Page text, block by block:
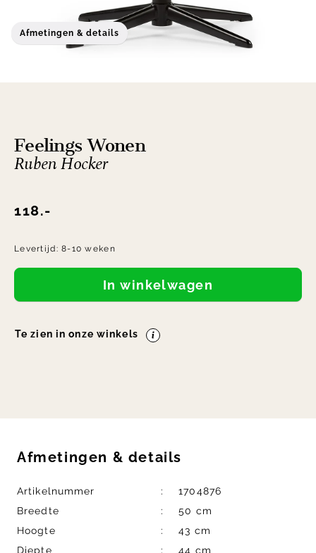
Afmetingen & details
Feelings Wonen
Ruben Hocker
118.-
Levertijd:8-10 weken
In winkelwagen
Te zien in onze winkels
Afmetingen & details
Artikelnummer
1704876
Breedte
50 cm
Hoogte
43 cm
Diepte
44 cm